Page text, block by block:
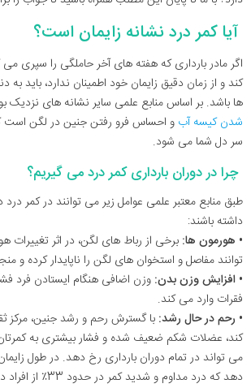
آیا کمر درد نشانه زایمان است؟
اگر مادر بارداری که هفته های آخر حاملگی را سپری می
کند و از زمان دقیق زایمان خود اطمینان ندارد، باید به
ها باشد. بر اساس منابع علمی سایر نشانه های نزدیک
شدن کیسه آب و احساس فرو رفتن جنین در لگن
سر دل شما می شود.
چرا در دوران بارداری کمر درد می گیریم؟
طبق منابع معتبر علمی عوامل زیر می توانند در کمر
داشته باشند:
• هورمون ها: برخی از رباط های لگن، در اثر
توانند مفاصل و استخوان های لگن را ناپایدار کرده و
• افزایش وزن بدن: وزن اضافی هنگام ایستادن فرد
فقرات وارد می کند.
• رحم در حال رشد: با گسترش رحم و رشد جنین، مرکز
کند، عضلات شکم ضعیف شده و فشار بیشتری به
می تواند در تمام دوران بارداری رخ دهد. در طول
دهد که درد مداوم و شدید کمر در حدود 33٪ از افراد دیده می شود.